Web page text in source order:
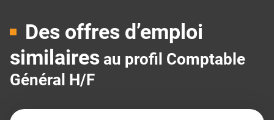
Des offres d’emploi
similaires au profil Comptable
Général H/F